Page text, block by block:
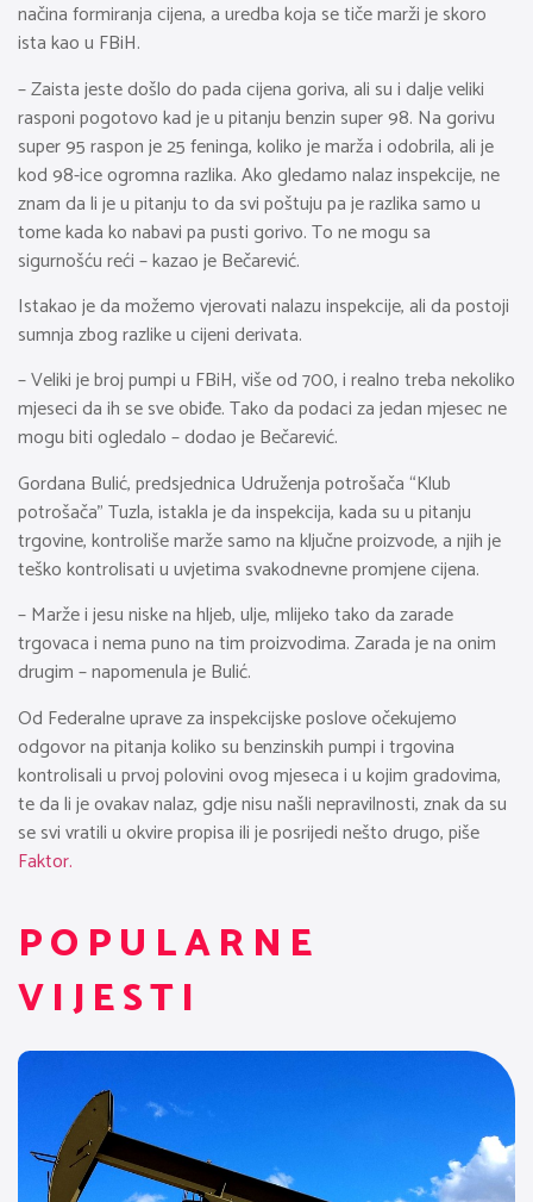
načina formiranja cijena, a uredba koja se tiče marži je skoro
ista kao u FBiH.
– Zaista jeste došlo do pada cijena goriva, ali su i dalje veliki
rasponi pogotovo kad je u pitanju benzin super 98. Na gorivu
super 95 raspon je 25 feninga, koliko je marža i odobrila, ali je
kod 98-ice ogromna razlika. Ako gledamo nalaz inspekcije, ne
znam da li je u pitanju to da svi poštuju pa je razlika samo u
tome kada ko nabavi pa pusti gorivo. To ne mogu sa
sigurnošću reći – kazao je Bečarević.
Istakao je da možemo vjerovati nalazu inspekcije, ali da postoji
sumnja zbog razlike u cijeni derivata.
– Veliki je broj pumpi u FBiH, više od 700, i realno treba nekoliko
mjeseci da ih se sve obiđe. Tako da podaci za jedan mjesec ne
mogu biti ogledalo – dodao je Bečarević.
Gordana Bulić, predsjednica Udruženja potrošača “Klub
potrošača” Tuzla, istakla je da inspekcija, kada su u pitanju
trgovine, kontroliše marže samo na ključne proizvode, a njih je
teško kontrolisati u uvjetima svakodnevne promjene cijena.
– Marže i jesu niske na hljeb, ulje, mlijeko tako da zarade
trgovaca i nema puno na tim proizvodima. Zarada je na onim
drugim – napomenula je Bulić.
Od Federalne uprave za inspekcijske poslove očekujemo
odgovor na pitanja koliko su benzinskih pumpi i trgovina
kontrolisali u prvoj polovini ovog mjeseca i u kojim gradovima,
te da li je ovakav nalaz, gdje nisu našli nepravilnosti, znak da su
se svi vratili u okvire propisa ili je posrijedi nešto drugo, piše
Faktor.
POPULARNE
VIJESTI